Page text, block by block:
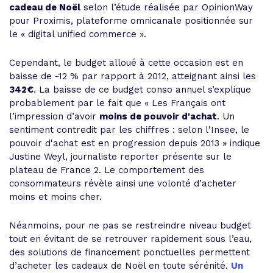
cadeau de Noël selon l’étude réalisée par OpinionWay
pour Proximis, plateforme omnicanale positionnée sur
le « digital unified commerce ».
Cependant, le budget alloué à cette occasion est en
baisse de -12 % par rapport à 2012, atteignant ainsi les
342€. La baisse de ce budget conso annuel s’explique
probablement par le fait que « Les Français ont
l’impression d’avoir moins de pouvoir d'achat. Un
sentiment contredit par les chiffres : selon l'Insee, le
pouvoir d'achat est en progression depuis 2013 » indique
Justine Weyl, journaliste reporter présente sur le
plateau de France 2. Le comportement des
consommateurs révèle ainsi une volonté d’acheter
moins et moins cher.
Néanmoins, pour ne pas se restreindre niveau budget
tout en évitant de se retrouver rapidement sous l’eau,
des solutions de financement ponctuelles permettent
d’acheter les cadeaux de Noël en toute sérénité. Un